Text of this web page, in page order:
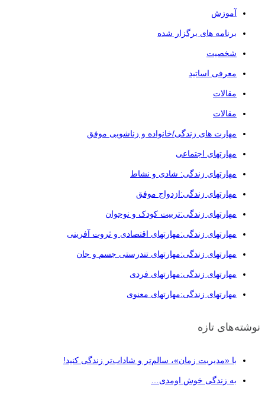
آموزش
برنامه های برگزار شده
شخصیت
معرفی اساتید
مقالات
مقالات
مهارت های زندگی/خانواده و زناشویی موفق
مهارتهای اجتماعی
مهارتهای زندگی: شادی و نشاط
مهارتهای زندگی:ازدواج موفق
مهارتهای زندگی:تربیت کودک و نوجوان
مهارتهای زندگی:مهارتهای اقتصادی و ثروت آفرینی
مهارتهای زندگی:مهارتهای تندرستی جسم و جان
مهارتهای زندگی:مهارتهای فردی
مهارتهای زندگی:مهارتهای معنوی
نوشته‌های تازه
با «مدیریت زمان»، سالم‌تر و شاداب‌تر زندگی کنید!
به زندگی خوش اومدی…